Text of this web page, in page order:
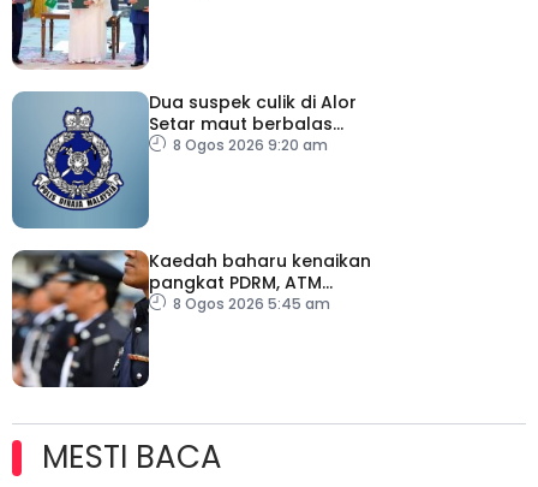
Dua suspek culik di Alor
Setar maut berbalas
tembakan
8 Ogos 2026 9:20 am
Kaedah baharu kenaikan
pangkat PDRM, ATM
tingkat profesionalisme,
8 Ogos 2026 5:45 am
MESTI BACA